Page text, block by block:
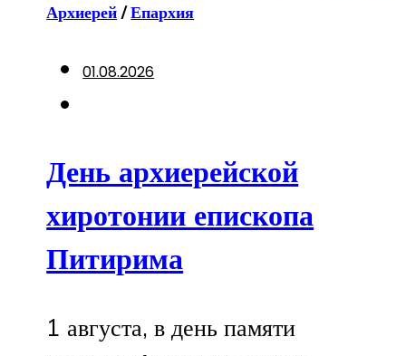
Архиерей /Епархия
01.08.2026
День архиерейской
хиротонии епископа
Питирима
1 августа, в день памяти